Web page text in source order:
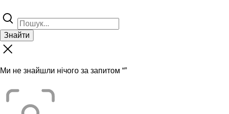
Знайти
Ми не знайшли нічого за запитом “”